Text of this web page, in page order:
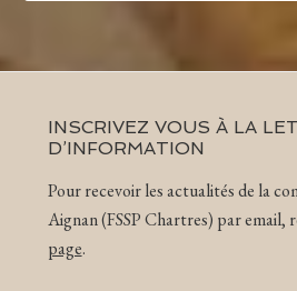
INSCRIVEZ VOUS À LA
D’INFORMATION
Pour recevoir les actualités de la
Aignan (FSSP Chartres) par email,
page.